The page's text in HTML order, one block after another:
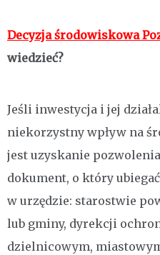
Decyzja środowiskowa
wiedzieć?
Jeśli inwestycja i jej
niekorzystny wpływ na
jest uzyskanie
dokument, o który
w urzędzie: starostwie
lub gminy, dyrekcji
dzielnicowym,